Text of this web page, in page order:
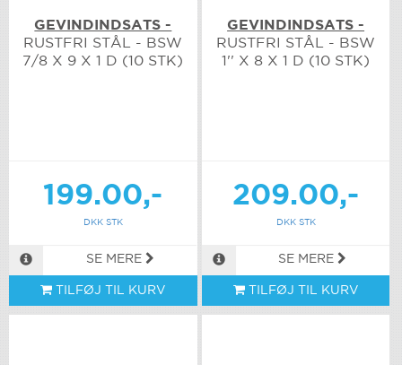
GEVINDINDSATS -
RUSTFRI STÅL - BSW
7/8 X 9 X 1 D (10 STK)
199.00,-
DKK STK
SE MERE
TILFØJ TIL KURV
GEVINDINDSATS -
RUSTFRI STÅL - BSW
1'' X 8 X 1 D (10 STK)
209.00,-
DKK STK
SE MERE
TILFØJ TIL KURV